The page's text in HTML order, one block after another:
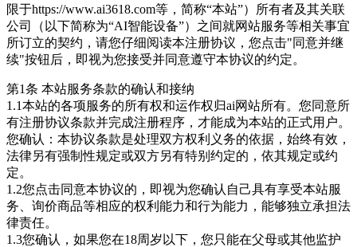
限于https://www.ai3618.com等，简称“本站”）所有者及其关联
公司（以下简称为“AI智能设备”）之间就网站服务等相关事宜
所订立的契约，请您仔细阅读本注册协议，您点击"同意并继
续"按钮后，即视为您接受并同意遵守本协议的约定。
第1条 本站服务条款的确认和接纳
1.1本站的各项服务的所有权和运作权归ai网站所有。您同意所
有注册协议条款并完成注册程序，才能成为本站的正式用户。
您确认：本协议条款是处理双方权利义务的依据，始终有效，
法律另有强制性规定或双方另有特别约定的，依其规定或约
定。
1.2您点击同意本协议的，即视为您确认自己具有享受本站服
务、询价商品等相应的权利能力和行为能力，能够独立承担法
律责任。
1.3您确认，如果您在18周岁以下，您只能在父母或其他监护